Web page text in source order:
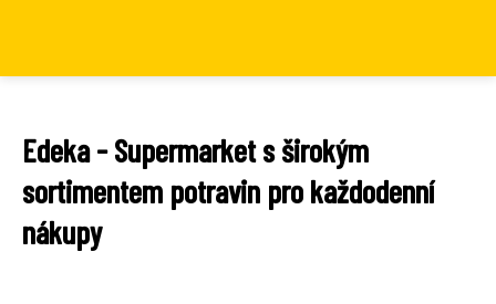
Edeka - Supermarket s širokým
sortimentem potravin pro každodenní
nákupy